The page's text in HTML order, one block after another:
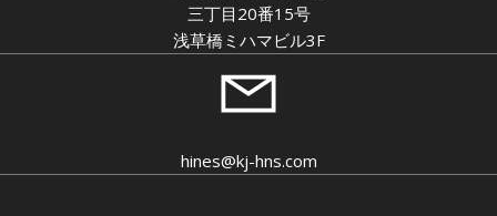
三丁目20番15号
浅草橋ミハマビル3F
hines@kj-hns.com